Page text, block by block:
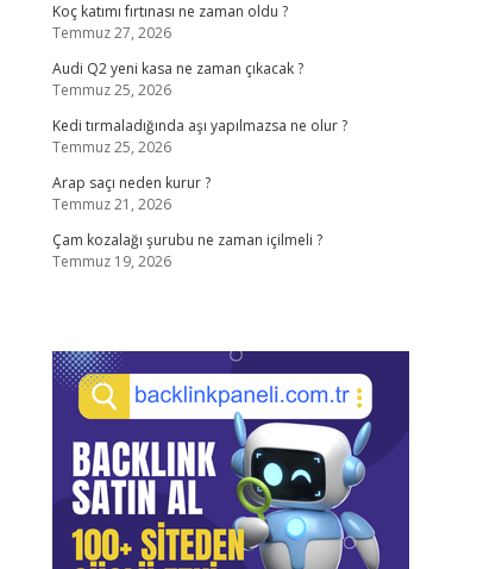
Koç katımı fırtınası ne zaman oldu ?
Temmuz 27, 2026
Audi Q2 yeni kasa ne zaman çıkacak ?
Temmuz 25, 2026
Kedi tırmaladığında aşı yapılmazsa ne olur ?
Temmuz 25, 2026
Arap saçı neden kurur ?
Temmuz 21, 2026
Çam kozalağı şurubu ne zaman içilmeli ?
Temmuz 19, 2026